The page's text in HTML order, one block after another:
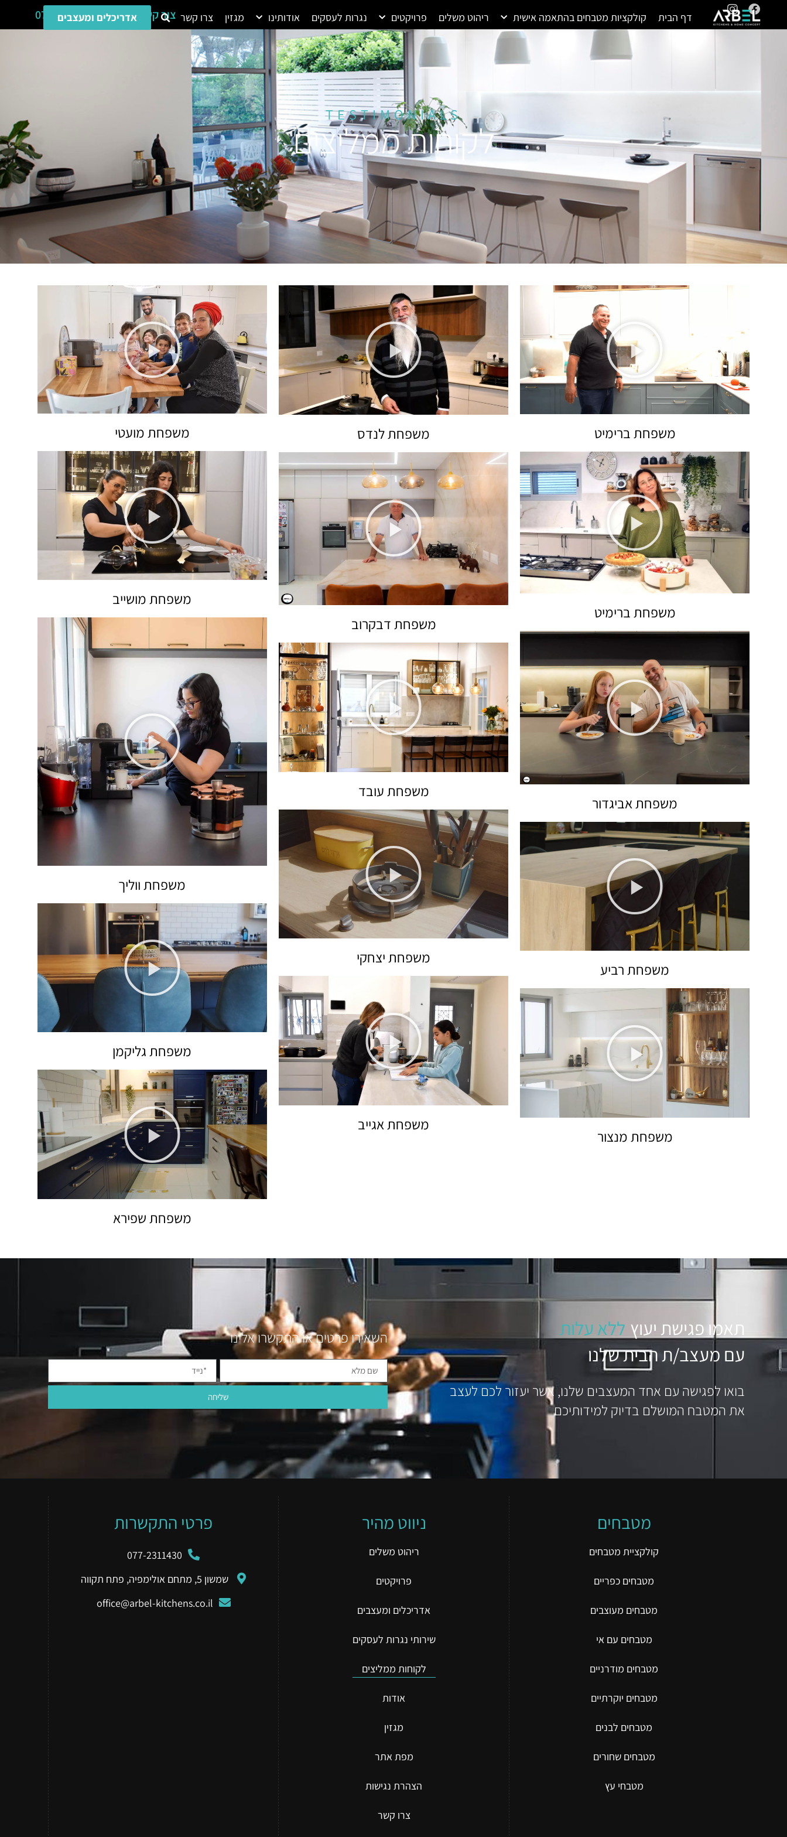
צור קשר 079-555-5255 דף הבית קולקציות מטבחים בהתאמה אישית ריהוט משלים פרויקטים נגרות לעסקים אודותינו מגזין צרו קשר אדריכלים ומעצבים
TESTIMONIALS
לקוחות ממליצים
משפחת ברימיט
משפחת ברימיט
משפחת אביגדור
משפחת רביע
משפחת מנצור
משפחת לנדס
משפחת דבקרוב
משפחת עובד
משפחת יצחקי
משפחת אגייב
משפחת מועטי
משפחת מושייב
משפחת ווליך
משפחת גליקמן
משפחת שפירא
תאמו פגישת יעוץ ללא עלות
עם מעצב/ת הבית שלנו
בואו לפגישה עם אחד המעצבים שלנו, אשר יעזור לכם לעצב
את המטבח המושלם בדיוק למידותיכם
השאירו פרטים או התקשרו אלינו
שליחה
מטבחים
קולקציית מטבחים
מטבחים כפריים
מטבחים מעוצבים
מטבחים עם אי
מטבחים מודרניים
מטבחים יוקרתיים
מטבחים לבנים
מטבחים שחורים
מטבחי עץ
ניווט מהיר
ריהוט משלים
פרויקטים
אדריכלים ומעצבים
שירותי נגרות לעסקים
לקוחות ממליצים
אודות
מגזין
מפת אתר
הצהרת נגישות
צרו קשר
פרטי התקשרות
077-2311430
שמשון 5, מתחם אולימפיה, פתח תקווה
office@arbel-kitchens.co.il